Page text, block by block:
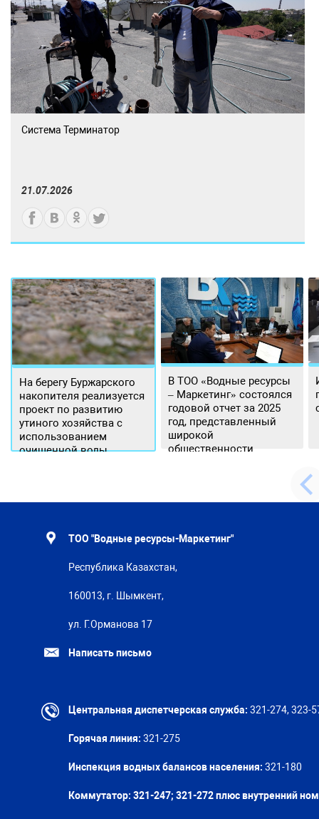
Система Терминатор
21.07.2026
На берегу Буржарского
накопителя реализуется
проект по развитию
утиного хозяйства с
использованием
очищенной воды
В ТОО «Водные ресурсы
– Маркетинг» состоялся
годовой отчет за 2025
год, представленный
широкой
общественности.
ТОО "Водные ресурсы-Маркетинг"
Республика Казахстан,
160013, г. Шымкент,
ул. Г.Орманова 17
Написать письмо
Центральная диспетчерская служба: 321-274, 323-
Горячая линия: 321-275
Инспекция водных балансов населения: 321-180
Коммутатор: 321-247; 321-272 плюс внутренний